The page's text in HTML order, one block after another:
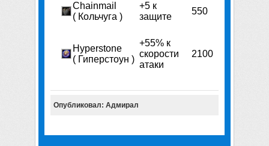
Chainmail
( Кольчуга )
+5 к
защите
550
Hyperstone
( Гиперстоун )
+55% к
скорости
атаки
2100
Опубликовал: Адмирал